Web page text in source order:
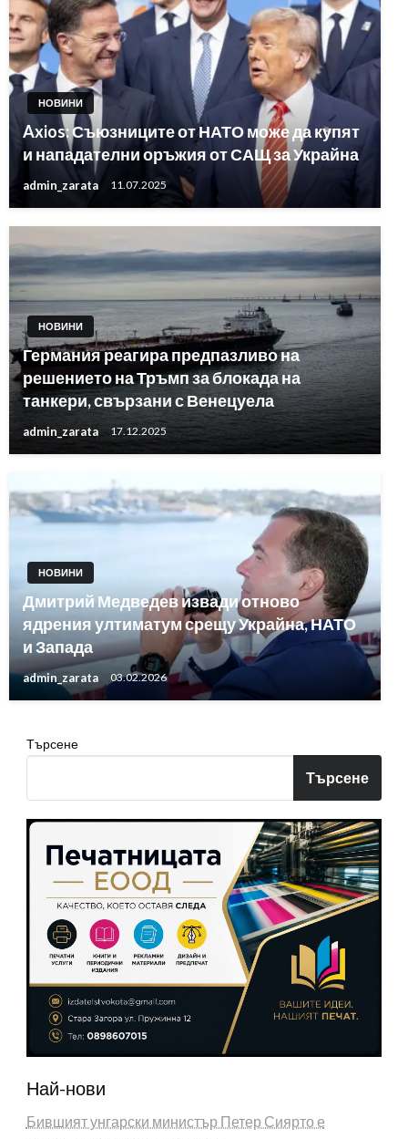
НОВИНИ
Axios: Съюзниците от НАТО може да купят
и нападателни оръжия от САЩ за Украйна
admin_zarata 11.07.2025
НОВИНИ
Германия реагира предпазливо на
решението на Тръмп за блокада на
танкери, свързани с Венецуела
admin_zarata 17.12.2025
НОВИНИ
Дмитрий Медведев извади отново
ядрения ултиматум срещу Украйна, НАТО
и Запада
admin_zarata 03.02.2026
Търсене
Търсене
Най-нови
Бившият унгарски министър Петер Сиярто е